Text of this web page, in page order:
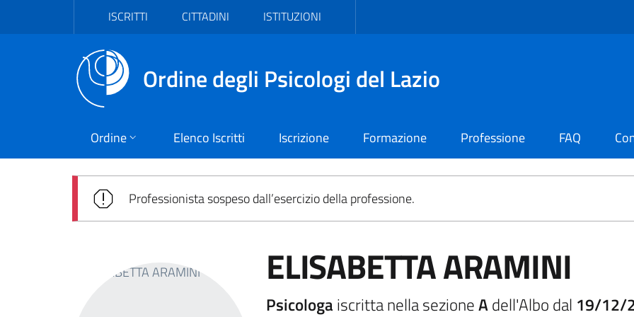
Vai al contenuto principale
ISCRITTI CITTADINI ISTITUZIONI
Ordine degli Psicologi del Lazio
Ordine Elenco Iscritti Iscrizione Formazione Professione FAQ
Professionista sospeso dall’esercizio della professione.
ELISABETTA ARAMINI
Psicologa iscritta nella sezioneAdell'Albo dal 19/12/